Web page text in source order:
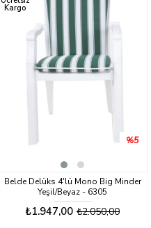
Belde Delüks 4'lü Mono Big Minder
Yeşil/Beyaz - 6305
₺1.947,00 ₺2.050,00
%5
Kargo